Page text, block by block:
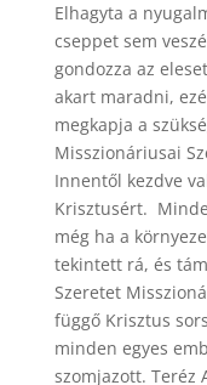
Elhagyta a
cseppet sem
gondozza az
akart maradni,
megkapja a
Misszionáriusai
Innentől kezdve
Krisztusért.
még ha a
tekintett rá, és
Szeretet
függő Krisztus
minden egyes
szomjazott. Teréz